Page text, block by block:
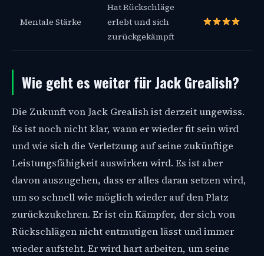
Mentale Stärke
Hat Rückschläge
erlebt und sich
zurückgekämpft
Wie geht es weiter für Jack Grealish?
Die Zukunft von Jack Grealish ist derzeit ungewiss.
Es ist noch nicht klar, wann er wieder fit sein wird
und wie sich die Verletzung auf seine zukünftige
Leistungsfähigkeit auswirken wird. Es ist aber
davon auszugehen, dass er alles daran setzen wird,
um so schnell wie möglich wieder auf den Platz
zurückzukehren. Er ist ein Kämpfer, der sich von
Rückschlägen nicht entmutigen lässt und immer
wieder aufsteht. Er wird hart arbeiten, um seine